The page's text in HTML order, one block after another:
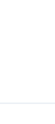
ースメディアです